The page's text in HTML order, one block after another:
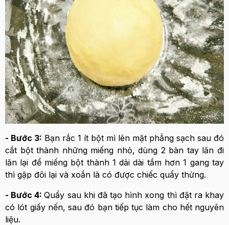
- Bước 3: Bạn rắc 1 ít bột mì lên mặt phẳng sạch sau đó
cắt bột thành những miếng nhỏ, dùng 2 bàn tay lăn đi
lăn lại để miếng bột thành 1 dải dài tầm hơn 1 gang tay
thì gập đôi lại và xoắn là có được chiếc quẩy thừng.
- Bước 4:Quẩy sau khi đã tạo hình xong thì đặt ra khay
có lót giấy nến, sau đó bạn tiếp tục làm cho hết nguyên
liệu.